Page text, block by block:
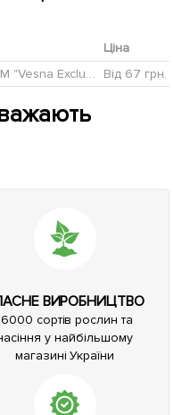
Ціна
Петунія Джоконда F1 "Нова хвиля" ТМ "Vesna Exclusive" 7шт
Від 67 грн.
ВИРОБНИЦТВО
сортів рослин та
у найбільшому
магазині України